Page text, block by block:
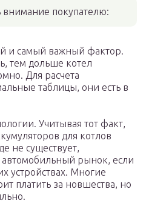
внимание покупателю:
и самый важный фактор.
тем дольше котел
Для расчета
таблицы, они есть в
Учитывая тот факт,
для котлов
не существует,
автомобильный рынок, если
устройствах. Многие
платить за новшества, но